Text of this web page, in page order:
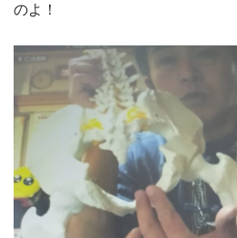
のよ！